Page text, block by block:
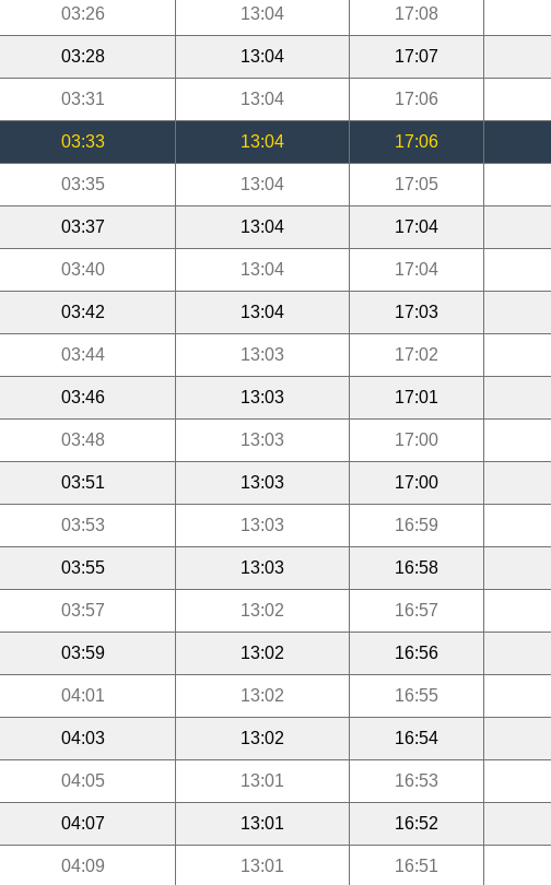
03:26 13:04 17:08
03:28 13:04 17:07
03:31 13:04 17:06
03:33 13:04 17:06
03:35 13:04 17:05
03:37 13:04 17:04
03:40 13:04 17:04
03:42 13:04 17:03
03:44 13:03 17:02
03:46 13:03 17:01
03:48 13:03 17:00
03:51 13:03 17:00
03:53 13:03 16:59
03:55 13:03 16:58
03:57 13:02 16:57
03:59 13:02 16:56
04:01 13:02 16:55
04:03 13:02 16:54
04:05 13:01 16:53
04:07 13:01 16:52
04:09 13:01 16:51